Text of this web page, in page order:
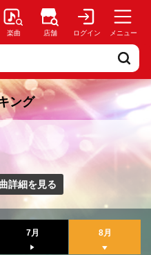
楽曲 店舗 ログイン メニュー
ング
詳細を見る
7月 8月